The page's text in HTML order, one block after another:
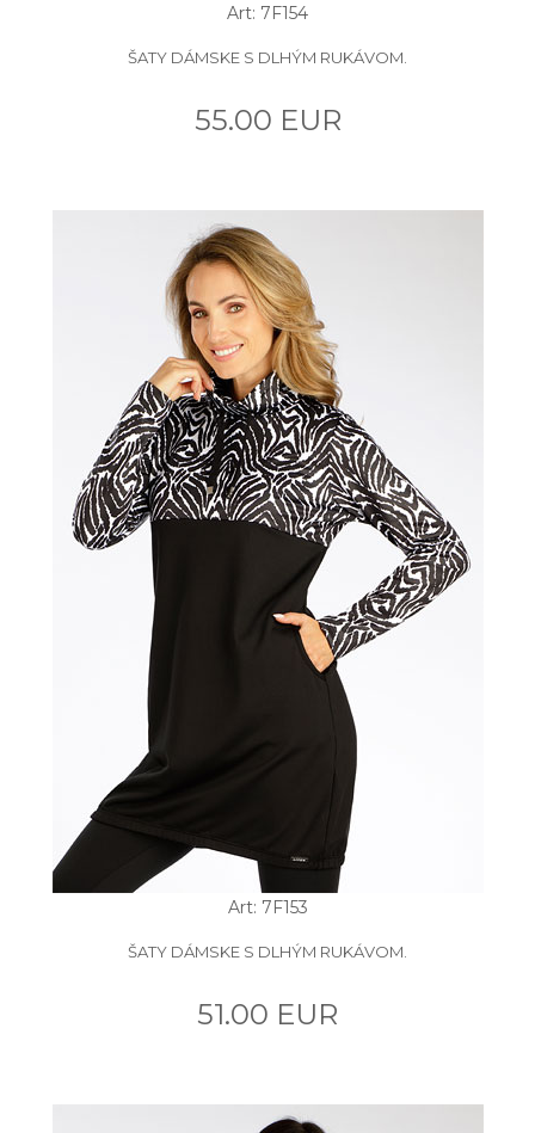
Art: 7F154
ŠATY DÁMSKE S DLHÝM RUKÁVOM.
55.00 EUR
Art: 7F153
ŠATY DÁMSKE S DLHÝM RUKÁVOM.
51.00 EUR